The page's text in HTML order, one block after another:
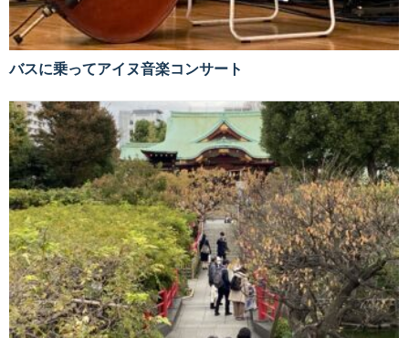
バスに乗ってアイヌ音楽コンサート